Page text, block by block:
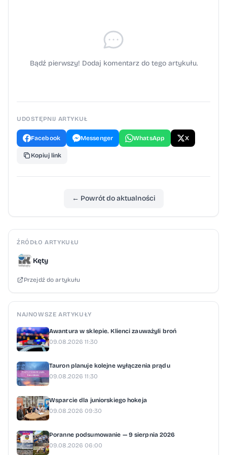
Bądź pierwszy! Dodaj komentarz do tego artykułu.
UDOSTĘPNIJ ARTYKUŁ
Facebook Messenger WhatsApp X
Kopiuj link
← Powrót do aktualności
ŹRÓDŁO ARTYKUŁU
Kęty
Przejdź do artykułu
NAJNOWSZE ARTYKUŁY
Awantura w sklepie. Klienci zauważyli broń
09.08.2026 11:30
Tauron planuje kolejne wyłączenia prądu
09.08.2026 11:30
Wsparcie dla juniorskiego hokeja
09.08.2026 09:30
Poranne podsumowanie — 9 sierpnia 2026
09.08.2026 06:00